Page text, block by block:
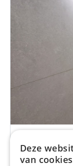
Badkamer
Deze
van